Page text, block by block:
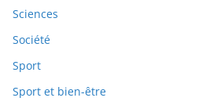
Sciences
Société
Sport
Sport et bien-être